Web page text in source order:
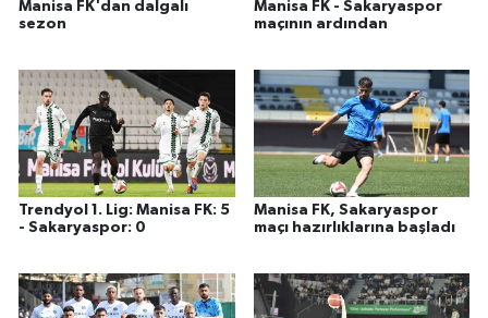
Manisa FK'dan dalgalı
sezon
Manisa FK - Sakaryaspor
maçının ardından
Trendyol 1. Lig: Manisa FK: 5
- Sakaryaspor: 0
Manisa FK, Sakaryaspor
maçı hazırlıklarına başladı